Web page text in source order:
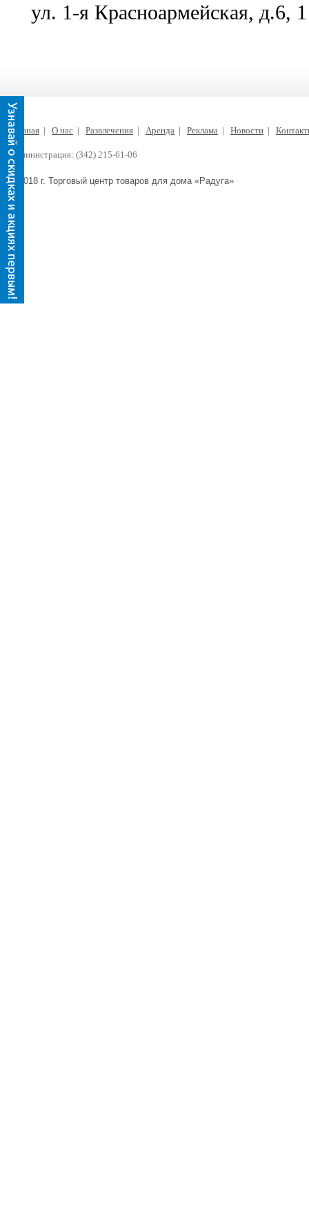
ул. 1-я Красноармейская, д.6,
Администрация: (342) 215-61-06
© 2018 г. Торговый центр товаров для дома «Радуга»
Главная | О нас | Развлечения | Аренда | Реклама | Новости |